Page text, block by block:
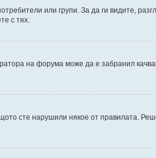
или групи. За да ги видите,
с тях.
на форума може да е забранил
сте нарушили някое от правилата.